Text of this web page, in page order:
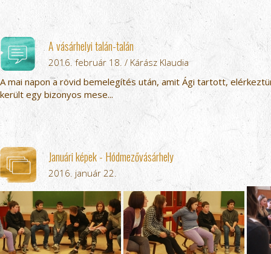
A vásárhelyi talán-talán
2016. február 18. / Kárász Klaudia
A mai napon a rövid bemelegítés után, amit Ági tartott,
került egy bizonyos mese...
Januári képek - Hódmezővásárhely
2016. január 22.